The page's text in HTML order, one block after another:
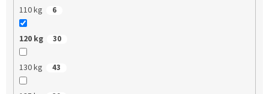
110 kg 6
120 kg 30
130 kg 43